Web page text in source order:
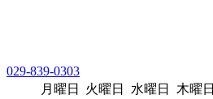
029-839-0303
月曜日
火曜日 水曜日 木曜日